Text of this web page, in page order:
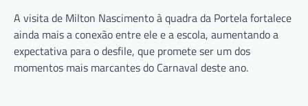
A visita de Milton Nascimento à quadra da Portela fortalece
ainda mais a conexão entre ele e a escola, aumentando a
expectativa para o desfile, que promete ser um dos
momentos mais marcantes do Carnaval deste ano.